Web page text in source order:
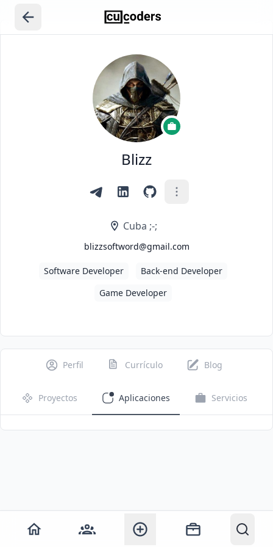
Blizz
Cuba ;-;
blizzsoftword@gmail.com
Software Developer
Back-end Developer
Game Developer
Perfil Currículo Blog
Proyectos Aplicaciones Servicios